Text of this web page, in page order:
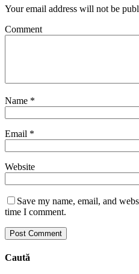
Your email address will not be
Comment
Name *
Email *
Website
Save my name, email, and
time I comment.
Caută